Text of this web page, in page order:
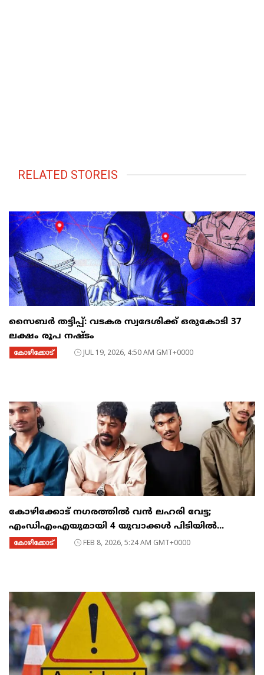
RELATED STOREIS
സൈബര്‍ തട്ടിപ്പ്: വടകര സ്വദേശിക്ക് ഒരുകോടി 37
ലക്ഷം രൂപ നഷ്ടം
കോഴിക്കോട് JUL 19, 2026, 4:50 AM GMT+0000
കോഴിക്കോട് നഗരത്തിൽ വൻ ലഹരി വേട്ട;
എംഡിഎംഎയുമായി 4 യുവാക്കൾ പിടിയിൽ...
കോഴിക്കോട് FEB 8, 2026, 5:24 AM GMT+0000